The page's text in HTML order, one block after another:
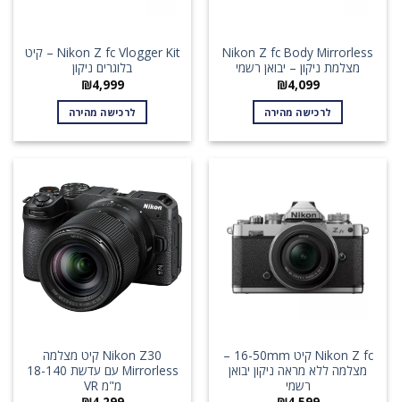
Nikon Z fc Body Mirrorless
מצלמת ניקון – יבואן רשמי
₪4,099
לרכישה מהירה
Nikon Z fc Vlogger Kit – קיט
בלוגרים ניקון
₪4,999
לרכישה מהירה
Nikon Z fc קיט 16-50mm –
מצלמה ללא מראה ניקון יבואן
רשמי
Nikon Z30 קיט מצלמה
Mirrorless עם עדשת 18-140
מ"מ VR